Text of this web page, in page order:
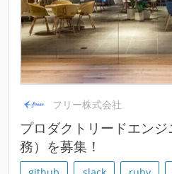
フリー株式会社
プロダクトリードエン
務）を募集！